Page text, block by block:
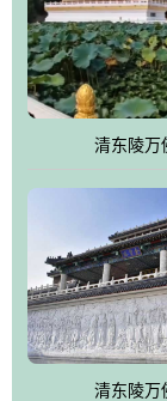
郁绚丽、优雅宜人
园手法相结合的默
美、民族风格突出
式园林。
万佛园工程一期占
用全仿古式建筑，
区建设中寻求陵园
的地形优势，打造
合服务设施，服务
托、相互促进，园
设计建造各种墓地
能适应不同消费阶
清东陵万
清东陵万